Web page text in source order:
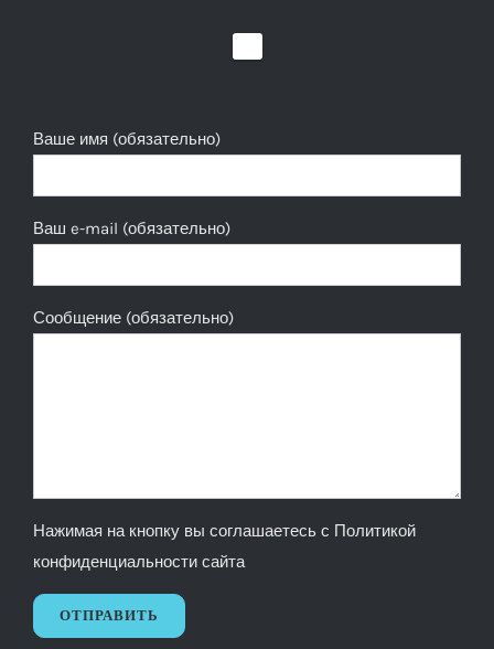
Ваше имя (обязательно)
Ваш e-mail (обязательно)
Сообщение (обязательно)
Нажимая на кнопку вы соглашаетесь с Политикой
конфиденциальности сайта